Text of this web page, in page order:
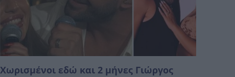
Χωρισμένοι εδώ και 2 μήνες Γιώργος